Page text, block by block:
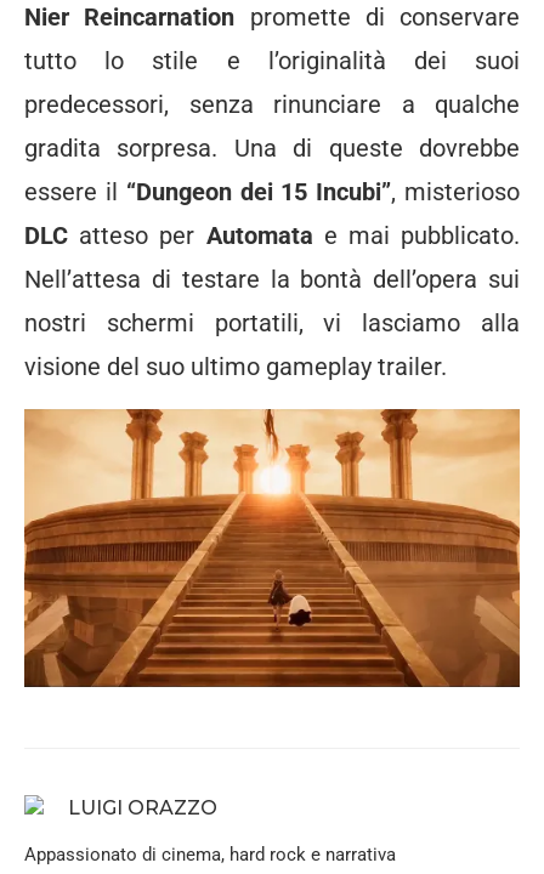
Nier Reincarnation promette di conservare
tutto lo stile e l’originalità dei suoi
predecessori, senza rinunciare a qualche
gradita sorpresa. Una di queste dovrebbe
essere il “Dungeon dei 15 Incubi”, misterioso
DLC atteso per Automata e mai pubblicato.
Nell’attesa di testare la bontà dell’opera sui
nostri schermi portatili, vi lasciamo alla
visione del suo ultimo gameplay trailer.
LUIGI ORAZZO
Appassionato di cinema, hard rock e narrativa